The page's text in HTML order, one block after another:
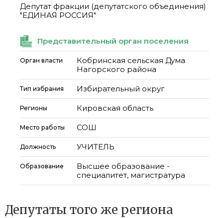
Депутат фракции (депутатского объединения)
"ЕДИНАЯ РОССИЯ"
Представительный орган поселения
Орган власти
Кобринская сельская Дума
Нагорского района
Тип избрания Избирательный округ
Регионы Кировская область
Место работы СОШ
Должность УЧИТЕЛЬ
Образование
Высшее образование -
специалитет, магистратура
Депутаты того же региона